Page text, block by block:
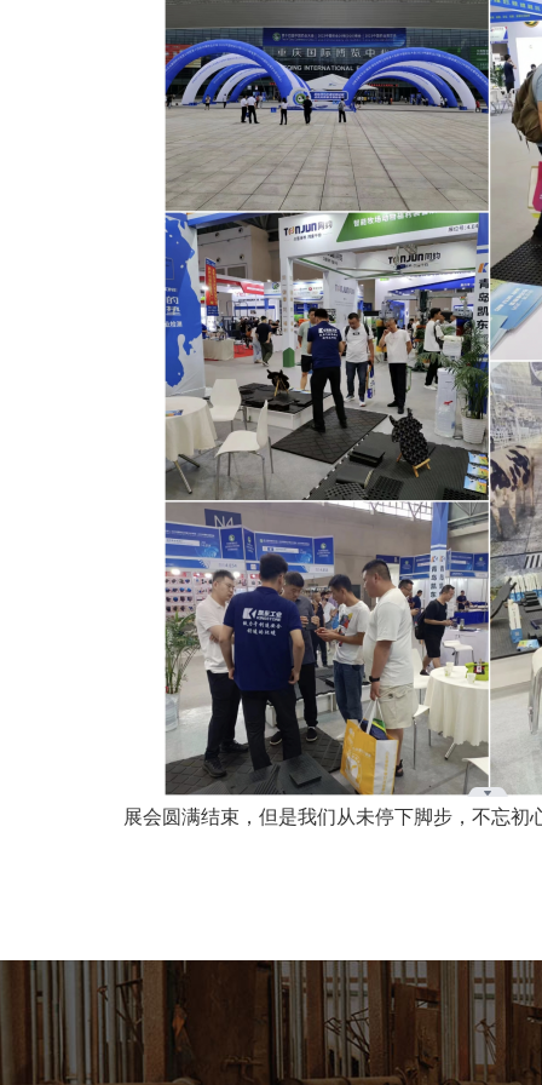
展会圆满结束，但是我们从未停下脚步，不忘初